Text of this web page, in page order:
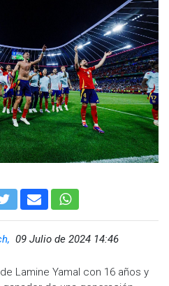
09 Julio de 2024 14:46
Lamine Yamal con 16 años y